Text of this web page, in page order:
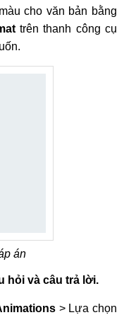
cho văn bản bằng
trên thanh công cụ
án
hỏi và câu trả lời.
> Lựa chọn